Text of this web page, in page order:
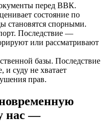
перед ВВК.
состояние по
становятся спорными.
Последствие —
или рассматривают
базы. Последствие
и суду не хватает
прав.
нас —